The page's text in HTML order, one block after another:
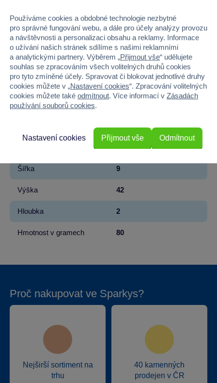
Kód produktu 27MA-HP001
Značka Madmia
Licence Warner Bros
Řada Harry Potter
Věk od
KLUK
TEXTIL
Šířka 9
Výška 42
Hloubka 2
Hmotnost v gramech 80
Proč nakupovat ve Sparkys?
Nejširší sortiment na
trhu
40 kamenných
prodejen v ČR
Používáme cookies a obdobné technologie nezbytné
pro správné fungování webu, a dále pro účely analýzy provozu
a návštěvnosti a personalizaci obsahu a reklamy. Informace
o užívání našich stránek sdílíme s našimi reklamními
a analytickými partnery. Výběrem „Přijmout vše“ udělujete
souhlas se zpracováním všech volitelných druhů cookies
pro tyto zmíněné účely. Spravovat či blokovat jednotlivé druhy
cookies můžete v „Nastavení cookies“. Zpracování volitelných
cookies můžete také odmítnout. Více informací v Zásadách
používání souborů cookies.
Odmítnout
Nastavení cookies Přijmout vše